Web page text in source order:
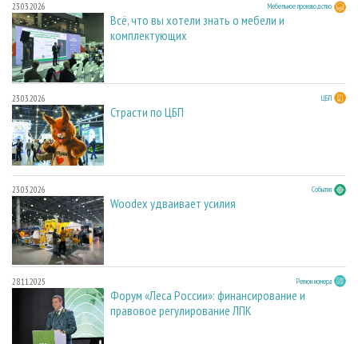
23.03.2026 Мебельное производство
Всё, что вы хотели знать о мебели и
комплектующих
23.03.2026 ЦБП
Страсти по ЦБП
23.03.2026 События
Woodex удваивает усилия
28.11.2025 Регион номера
Форум «Леса России»: финансирование и
правовое регулирование ЛПК